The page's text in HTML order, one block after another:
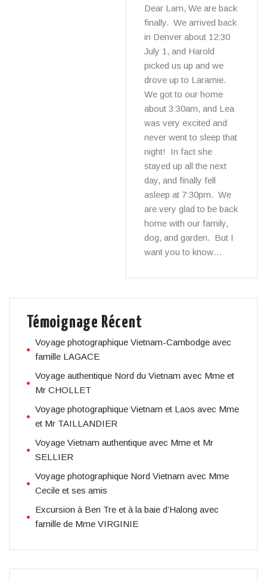
Dear Lam, We are back
finally. We arrived back
in Denver about 12:30
July 1, and Harold
picked us up and we
drove up to Laramie.
We got to our home
about 3:30am, and Lea
was very excited and
never went to sleep that
night! In fact she
stayed up all the next
day, and finally fell
asleep at 7:30pm. We
are very glad to be back
home with our family,
dog, and garden. But I
want you to know…
Témoignage Récent
Voyage photographique Vietnam-Cambodge avec
famille LAGACE
Voyage authentique Nord du Vietnam avec Mme et
Mr CHOLLET
Voyage photographique Vietnam et Laos avec Mme
et Mr TAILLANDIER
Voyage Vietnam authentique avec Mme et Mr
SELLIER
Voyage photographique Nord Vietnam avec Mme
Cecile et ses amis
Excursion à Ben Tre et à la baie d’Halong avec
famille de Mme VIRGINIE